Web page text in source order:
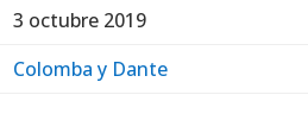
3 octubre 2019
Colomba y Dante